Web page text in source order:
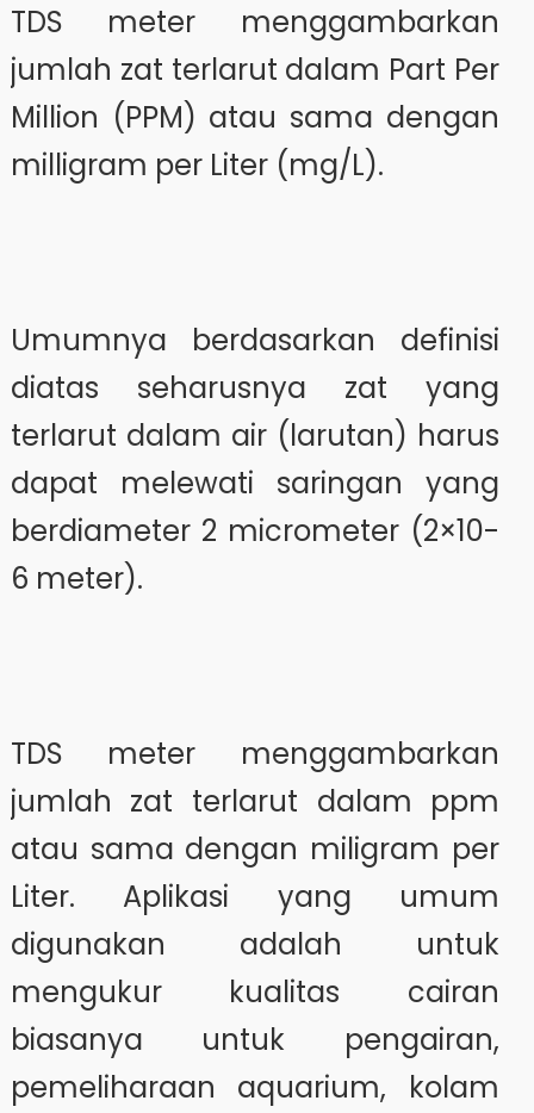
TDS meter menggambarkan
jumlah zat terlarut dalam Part Per
Million (PPM) atau sama dengan
milligram per Liter (mg/L).
Umumnya berdasarkan definisi
diatas seharusnya zat yang
terlarut dalam air (larutan) harus
dapat melewati saringan yang
berdiameter 2 micrometer (2×10-
6 meter).
TDS meter menggambarkan
jumlah zat terlarut dalam ppm
atau sama dengan miligram per
Liter. Aplikasi yang umum
digunakan adalah untuk
mengukur kualitas cairan
biasanya untuk pengairan,
pemeliharaan aquarium, kolam